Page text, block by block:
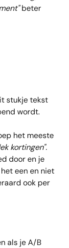
beter
stukje tekst
wordt.
het meeste
kortingen".
door en je
een en niet
ook per
als je A/B